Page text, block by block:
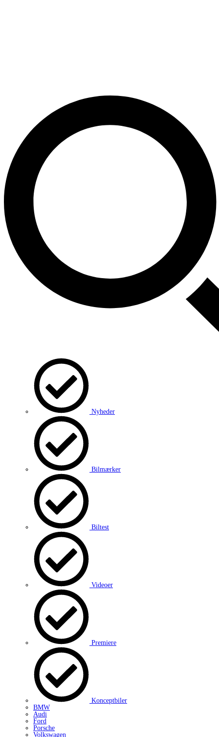
Nyheder
Bilmærker
Biltest
Videoer
Premiere
Konceptbiler
BMW
Audi
Ford
Porsche
Volkswagen